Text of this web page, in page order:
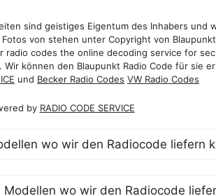
sind geistiges Eigentum des Inhabers und
von stehen unter Copyright von
radio codes the online decoding service for
können den Blaupunkt Radio Code für sie
und Becker Radio Codes VW Radio Codes
by RADIO CODE SERVICE